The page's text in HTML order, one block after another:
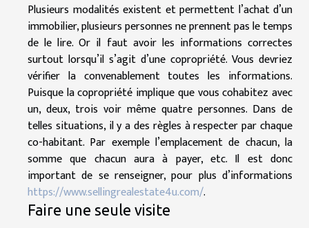
Plusieurs modalités existent et permettent l’achat d’un
immobilier, plusieurs personnes ne prennent pas le temps
de le lire. Or il faut avoir les informations correctes
surtout lorsqu’il s’agit d’une copropriété. Vous devriez
vérifier la convenablement toutes les informations.
Puisque la copropriété implique que vous cohabitez avec
un, deux, trois voir même quatre personnes. Dans de
telles situations, il y a des règles à respecter par chaque
co-habitant. Par exemple l’emplacement de chacun, la
somme que chacun aura à payer, etc. Il est donc
important de se renseigner, pour plus d’informations
https://www.sellingrealestate4u.com/.
Faire une seule visite